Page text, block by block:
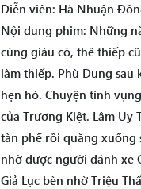
Diễn viên: Hà Nhuận
Nội dung phim: Những
cùng giàu có, thê thiếp
làm thiếp. Phù Dung
hẹn hò. Chuyện tình
của Trương Kiệt. Lâm
tàn phế rồi quăng xuống
nhờ được người đánh xe
Giả Lục bèn nhờ Triệu